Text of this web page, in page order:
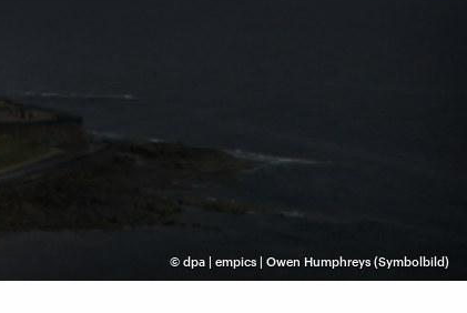
© dpa | empics | Owen Humphreys (Symbolbild)